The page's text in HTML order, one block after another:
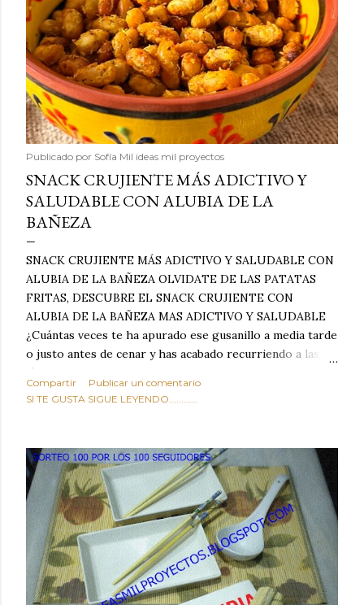
Publicado por Sofía Mil ideas mil proyectos
SNACK CRUJIENTE MÁS ADICTIVO Y
SALUDABLE CON ALUBIA DE LA
BAÑEZA
SNACK CRUJIENTE MÁS ADICTIVO Y SALUDABLE CON
ALUBIA DE LA BAÑEZA OLVIDATE DE LAS PATATAS
FRITAS, DESCUBRE EL SNACK CRUJIENTE CON
ALUBIA DE LA BAÑEZA MAS ADICTIVO Y SALUDABLE
¿Cuántas veces te ha apurado ese gusanillo a media tarde
o justo antes de cenar y has acabado recurriendo a las
típicas patatas de bolsa, frutos secos fritos o snacks
ultraprocesados llenos de grasas saturadas y sodio?
sabroso, con ese toque tostado y crujiente que tanto nos
satisface. Estas alubias crujientes al horno van a cambiar
por completo tu forma de ver las legumbres. Olvídate de
asociar las alubias únicamente a los guisos tradicionales y
copiosos de invierno. Con esta receta simple pero
revolucionaria, transformaremos un ingrediente tan
humilde como la alubia de La Bañeza en un snack ligero,
dorado, cargado de proteína y 100% natural. Es el
sustituto perfecto a los frutos se...
Compartir
Publicar un comentario
SI TE GUSTA SIGUE LEYENDO............